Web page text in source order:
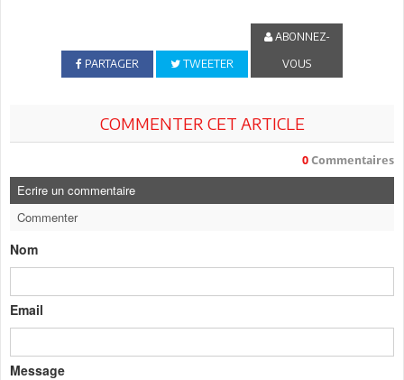
PARTAGER TWEETER
ABONNEZ-
VOUS
COMMENTER CET ARTICLE
0 Commentaires
Ecrire un commentaire
Commenter
Nom
Email
Message